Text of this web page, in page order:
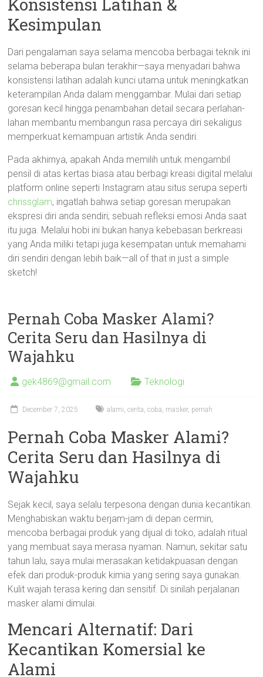
Konsistensi Latihan &
Kesimpulan
Dari pengalaman saya selama mencoba berbagai teknik ini
selama beberapa bulan terakhir—saya menyadari bahwa
konsistensi latihan adalah kunci utama untuk meningkatkan
keterampilan Anda dalam menggambar. Mulai dari setiap
goresan kecil hingga penambahan detail secara perlahan-
lahan membantu membangun rasa percaya diri sekaligus
memperkuat kemampuan artistik Anda sendiri.
Pada akhirnya, apakah Anda memilih untuk mengambil
pensil di atas kertas biasa atau berbagi kreasi digital melalui
platform online seperti Instagram atau situs serupa seperti
chrissglam, ingatlah bahwa setiap goresan merupakan
ekspresi diri anda sendiri; sebuah refleksi emosi Anda saat
itu juga. Melalui hobi ini bukan hanya kebebasan berkreasi
yang Anda miliki tetapi juga kesempatan untuk memahami
diri sendiri dengan lebih baik—all of that in just a simple
sketch!
Pernah Coba Masker Alami?
Cerita Seru dan Hasilnya di
Wajahku
gek4869@gmail.com Teknologi
December 7, 2025 alami,cerita,coba, masker, pernah
Pernah Coba Masker Alami?
Cerita Seru dan Hasilnya di
Wajahku
Sejak kecil, saya selalu terpesona dengan dunia kecantikan.
Menghabiskan waktu berjam-jam di depan cermin,
mencoba berbagai produk yang dijual di toko, adalah ritual
yang membuat saya merasa nyaman. Namun, sekitar satu
tahun lalu, saya mulai merasakan ketidakpuasan dengan
efek dari produk-produk kimia yang sering saya gunakan.
Kulit wajah terasa kering dan sensitif. Di sinilah perjalanan
masker alami dimulai.
Mencari Alternatif: Dari
Kecantikan Komersial ke
Alami